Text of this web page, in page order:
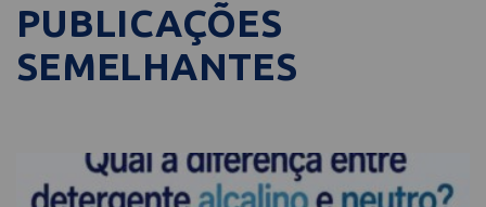
PUBLICAÇÕES
SEMELHANTES